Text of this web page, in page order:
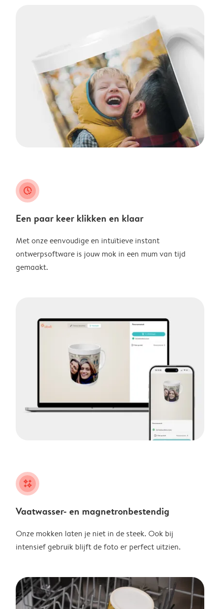
clock_check
Een paar keer klikken en klaar
Met onze eenvoudige en intuïtieve instant
ontwerpsoftware is jouw mok in een mum van tijd
gemaakt.
night
Vaatwasser- en magnetronbestendig
Onze mokken laten je niet in de steek. Ook bij
intensief gebruik blijft de foto er perfect uitzien.